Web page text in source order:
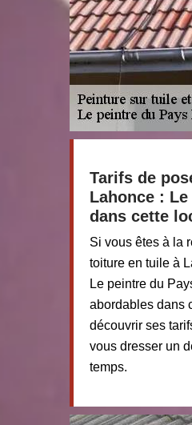
Tarifs de
Lahonce :
dans cette
Si vous êtes à la
toiture en tuile à
Le peintre du
abordables dans
découvrir ses
vous dresser un
temps.